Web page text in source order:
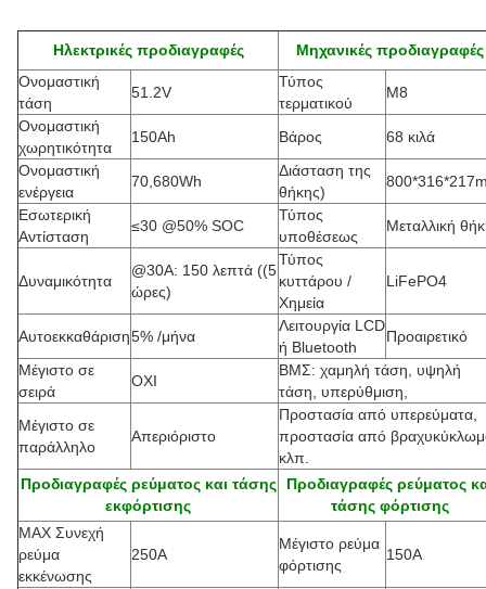
Ηλεκτρικές προδιαγραφές
Μηχανικές προδιαγραφές
Ονομαστική
τάση
51.2V
Τύπος
τερματικού
M8
Ονομαστική
χωρητικότητα
150Ah Βάρος
68 κιλά
Ονομαστική
ενέργεια
70,680Wh
Διάσταση της
θήκης)
Εσωτερική
Αντίσταση
≤30 @50% SOC
Τύπος
υποθέσεως
Μεταλλική
Δυναμικότητα
@30A: 150 λεπτά ((5
ώρες)
Τύπος
κυττάρου /
Χημεία
LiFePO4
Αυτοεκκαθάριση5% /μήνα
Λειτουργία LCD
ή Bluetooth
Προαιρετικό
Μέγιστο σε
σειρά
ΟΧΙ
ΒΜΣ: χαμηλή τάση, υψηλή
τάση, υπερύθμιση,
Μέγιστο σε
παράλληλο
Απεριόριστο
Προστασία από υπερεύματα,
προστασία από
κλπ.
Προδιαγραφές ρεύματος και τάσης
εκφόρτισης
Προδιαγραφές ρεύματος
τάσης φόρτισης
MAX Συνεχή
ρεύμα
εκκένωσης
250A
Μέγιστο ρεύμα
φόρτισης
150A